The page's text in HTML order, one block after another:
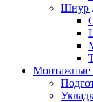
Шнур
Монтажные